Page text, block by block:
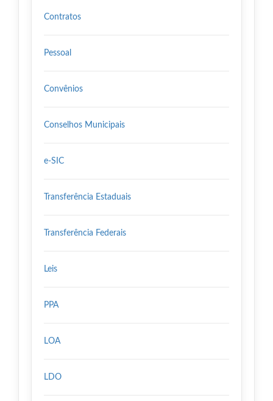
Contratos
Pessoal
Convênios
Conselhos Municipais
e-SIC
Transferência Estaduais
Transferência Federais
Leis
PPA
LOA
LDO